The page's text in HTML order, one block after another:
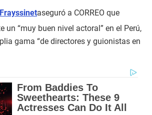
Frayssinetaseguró a CORREO que
un “muy buen nivel actoral” en el Perú,
gama “de directores y guionistas en